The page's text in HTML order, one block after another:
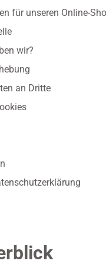
für unseren Online-
wir?
an Dritte